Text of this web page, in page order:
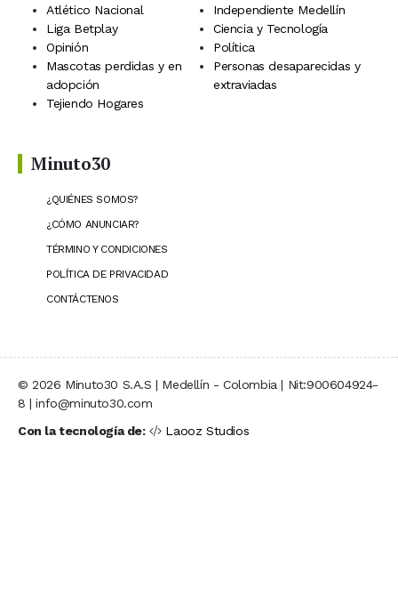
Atlético Nacional
Independiente Medellín
Liga Betplay
Ciencia y Tecnología
Opinión
Política
Mascotas perdidas y en
adopción
Personas desaparecidas y
extraviadas
Tejiendo Hogares
Minuto30
¿QUIÉNES SOMOS?
¿CÓMO ANUNCIAR?
TÉRMINO Y CONDICIONES
POLÍTICA DE PRIVACIDAD
CONTÁCTENOS
© 2026 Minuto30 S.A.S | Medellín - Colombia | Nit:900604924-
8 | info@minuto30.com
Con la tecnología de:
Laooz Studios